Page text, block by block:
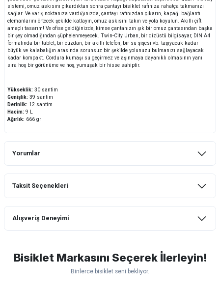
sistemi, omuz askısını çıkardıktan sonra çantayı bisiklet rafınıza rahatça takmanızı
sağlar. Ve varış noktanıza vardığınızda, çantayı rafınızdan çıkarın, kapağı bağlantı
elemanlarını örtecek şekilde katlayın, omuz askısını takın ve yola koyulun. Akıllı çift
amaçlı tasarım! Ve ofise geldiğinizde, kimse çantanızın şık bir omuz çantasından başka
bir şey olmadığından şüphelenmeyecek. Twin-City Urban, bir dizüstü bilgisayar, DIN A4
formatında bir tablet, bir cüzdan, bir akıllı telefon, bir su şişesi vb. taşıyacak kadar
büyük ve kalabalığın arasında sorunsuz bir şekilde yolunuzu bulmanızı sağlayacak
kadar kompakt. Cordura kumaşı su geçirmez ve aşınmaya dayanıklı olmasının yanı
sıra hoş bir görünüme ve hoş, yumuşak bir hisse sahiptir.
Yükseklik: 30 santim
Genişlik: 39 santim
Derinlik: 12 santim
Hacim: 9 L
Ağırlık: 666 gr
Yorumlar
Taksit Seçenekleri
Alışveriş Deneyimi
lastik yanak kısmından 3cm yarıldı ama
normal sürüşe uygun
Bisiklet Markasını Seçerek İlerleyin!
Binlerce bisiklet seni bekliyor.